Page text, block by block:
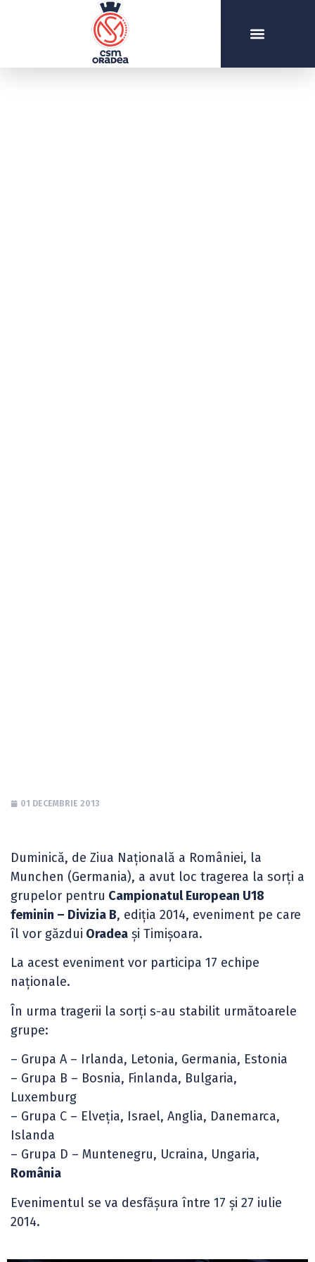
01 DECEMBRIE 2013
Duminică, de Ziua Națională a României, la
Munchen (Germania), a avut loc tragerea la sorți a
grupelor pentru Campionatul European U18
feminin – Divizia B, ediția 2014, eveniment pe care
îl vor găzdui Oradea și Timișoara.
La acest eveniment vor participa 17 echipe
naționale.
În urma tragerii la sorți s-au stabilit următoarele
grupe:
– Grupa A – Irlanda, Letonia, Germania, Estonia
– Grupa B – Bosnia, Finlanda, Bulgaria,
Luxemburg
– Grupa C – Elveția, Israel, Anglia, Danemarca,
Islanda
– Grupa D – Muntenegru, Ucraina, Ungaria,
România
Evenimentul se va desfășura între 17 și 27 iulie
2014.